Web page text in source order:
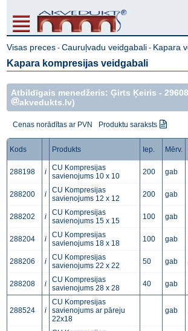
Visas preces -Cauruļvadu veidgabali - Kapara
Kapara kompresijas veidgabali
Atbildīgais menedžeris: Ģirts Ķeiris -
akvedukts.lv)
Cenas norādītas ar PVN Produktu saraksts
Kods Produkts Iep. Mērv.
288198 i
CU Kompresijas
savienojums 10 x 10
200 gab
288200 i
CU Kompresijas
savienojums 12 x 12
200 gab
288202 i
CU Kompresijas
savienojums 15 x 15
100 gab
288204 i
CU Kompresijas
savienojums 18 x 18
100 gab
288206 i
CU Kompresijas
savienojums 22 x 22
50 gab
288208 i
CU Kompresijas
savienojums 28 x 28
40 gab
288524 i
CU Kompresijas
savienojums ar pāreju
22x18
gab